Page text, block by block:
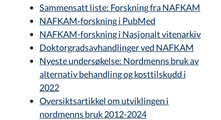
Sammensatt liste: Forskning fra NAFKAM
NAFKAM-forskning i PubMed
NAFKAM-forskning i Nasjonalt vitenarkiv
Doktorgradsavhandlinger ved NAFKAM
Nyeste undersøkelse: Nordmenns bruk av
alternativ behandling og kosttilskudd i
2022
Oversiktsartikkel om utviklingen i
nordmenns bruk 2012-2024